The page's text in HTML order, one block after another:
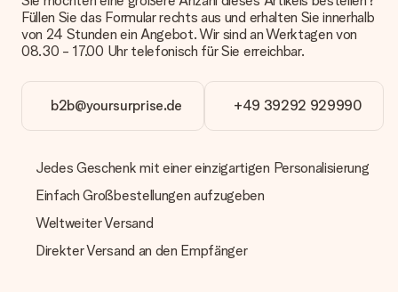
Zahlung
Wie kann ich meine Bestellung bezahlen?
mit normaler Überweisung, Sofortüberweisung, Paypal,
Kreditkarte oder auf Rechnung über Klarna. Bei einer
manuellen Überweisung verlängert sich die Lieferzeit des
Geschenks jedoch um 3 Werktage.
Geschenk empfangen
Was, wenn das Geschenk meine Erwartungen nicht
erfüllt?
Sollte das Geschenk wider Erwarten deine Erwartungen nicht
erfüllen, bitten wir dich, unseren Kundenservice zu
Füllen Sie das Formular rechts aus und erhalten Sie innerhalb
von 24 Stunden ein Angebot. Wir sind an Werktagen von
08.30 - 17.00 Uhr telefonisch für Sie erreichbar.
b2b@yoursurprise.de +49 39292 929990
Jedes Geschenk mit einer einzigartigen Personalisierung
Einfach Großbestellungen aufzugeben
Weltweiter Versand
Direkter Versand an den Empfänger